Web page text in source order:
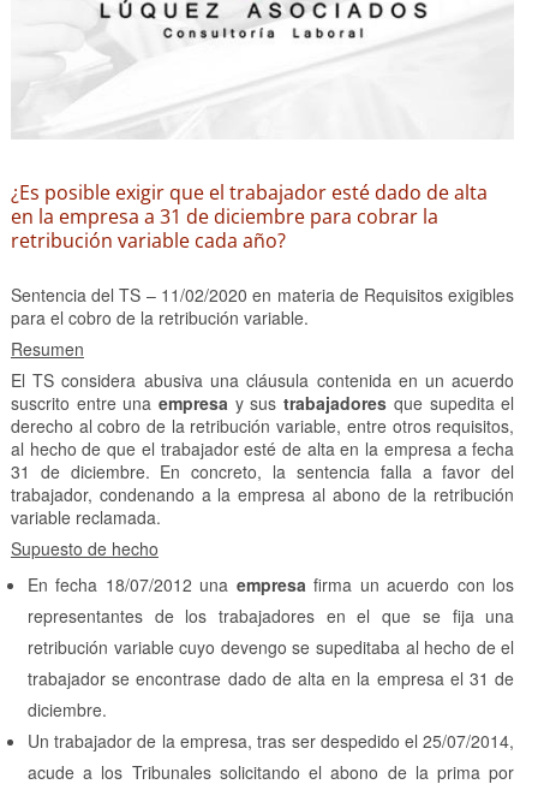
¿Es posible exigir que el trabajador esté dado de alta
en la empresa a 31 de diciembre para cobrar la
retribución variable cada año?
Sentencia del TS – 11/02/2020 en materia de Requisitos exigibles
para el cobro de la retribución variable.
Resumen
El TS considera abusiva una cláusula contenida en un acuerdo
suscrito entre unaempresa y sustrabajadores que supedita el
derecho al cobro de la retribución variable, entre otros requisitos,
al hecho de que el trabajador esté de alta en la empresa a fecha
31 de diciembre. En concreto, la sentencia falla a favor del
trabajador, condenando a la empresa al abono de la retribución
variable reclamada.
Supuesto de hecho
En fecha 18/07/2012 una empresafirma un acuerdo con los
representantes de los trabajadores en el que se fija una
retribución variable cuyo devengo se supeditaba al hecho de el
trabajador se encontrase dado de alta en la empresa el 31 de
diciembre.
Un trabajador de la empresa, tras ser despedido el 25/07/2014,
acude a los Tribunales solicitando el abono de la prima por